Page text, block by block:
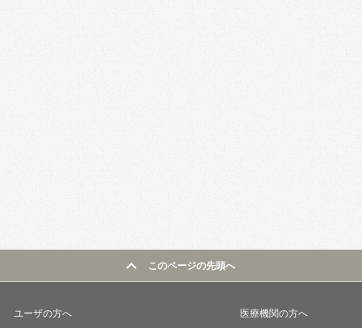
このページの先頭へ
ユーザの方へ 医療機関の方へ